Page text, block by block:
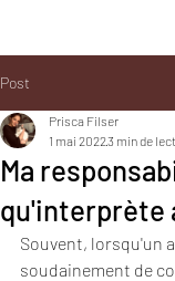
Post
Ma
qu'interprète
Prisca Filser
1 mai 20223 min de
Souvent, lorsqu'un
soudainement de